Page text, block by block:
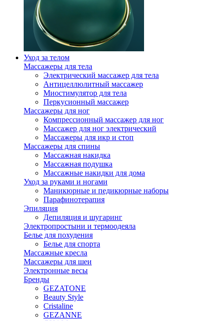
Уход за телом
Массажеры для тела
Электрический массажер для тела
Антицеллюлитный массажер
Миостимулятор для тела
Перкусионный массажер
Массажеры для ног
Компрессионный массажер для ног
Массажер для ног электрический
Массажеры для икр и стоп
Массажеры для спины
Массажная накидка
Массажная подушка
Массажные накидки для дома
Уход за руками и ногами
Маникюрные и педикюрные наборы
Парафинотерапия
Эпиляция
Депиляция и шугаринг
Электропростыни и термоодеяла
Белье для похудения
Белье для спорта
Массажные кресла
Массажеры для шеи
Электронные весы
Бренды
GEZATONE
Beauty Style
Cristaline
GEZANNE